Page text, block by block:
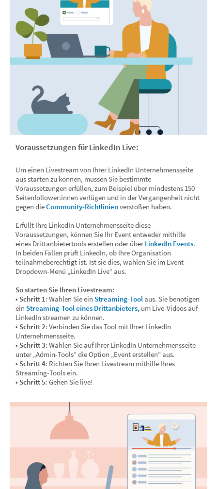
Voraussetzungen für LinkedIn Live:
Um einen Livestream von Ihrer LinkedIn Unternehmensseite
aus starten zu können, müssen Sie bestimmte
Voraussetzungen erfüllen, zum Beispiel über mindestens 150
Seitenfollower:innen verfügen und in der Vergangenheit nicht
gegen dieCommunity-Richtlinienverstoßen haben.
Erfüllt Ihre LinkedIn Unternehmensseite diese
Voraussetzungen, können Sie Ihr Event entweder mithilfe
eines Drittanbietertools erstellen oder über LinkedIn Events.
In beiden Fällen prüft LinkedIn, ob Ihre Organisation
teilnahmeberechtigt ist. Ist sie dies, wählen Sie im Event-
Dropdown-Menü „LinkedIn Live“ aus.
So starten Sie Ihren Livestream:
• Schritt 1: Wählen Sie ein Streaming-Tool aus. Sie benötigen
ein Streaming-Tool eines Drittanbieters, um Live-Videos auf
LinkedIn streamen zu können.
• Schritt 2: Verbinden Sie das Tool mit Ihrer LinkedIn
Unternehmensseite.
• Schritt 3: Wählen Sie auf Ihrer LinkedIn Unternehmensseite
unter „Admin-Tools“ die Option „Event erstellen“ aus.
• Schritt 4: Richten Sie Ihren Livestream mithilfe Ihres
Streaming-Tools ein.
• Schritt 5: Gehen Sie live!